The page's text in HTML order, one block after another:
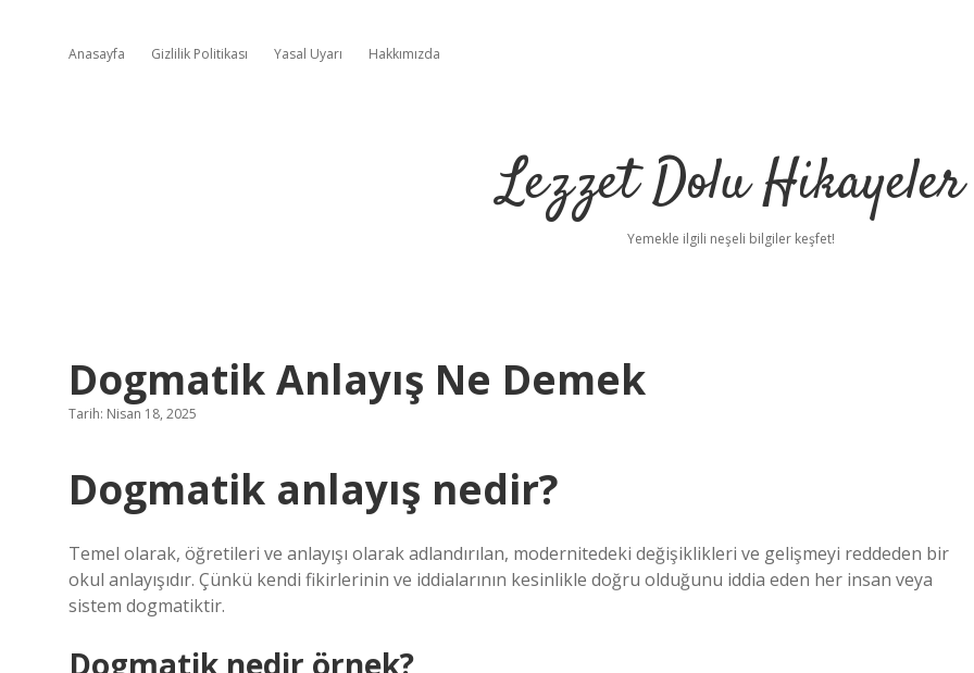
Anasayfa Gizlilik Politikası Yasal Uyarı Hakkımızda
Lezzet Dolu Hikayeler
Yemekle ilgili neşeli bilgiler keşfet!
Dogmatik Anlayış Ne Demek
Tarih: Nisan 18, 2025
Dogmatik anlayış nedir?
Temel olarak, öğretileri ve anlayışı olarak adlandırılan, modernitedeki değişiklikleri ve gelişmeyi reddeden bir
okul anlayışıdır. Çünkü kendi fikirlerinin ve iddialarının kesinlikle doğru olduğunu iddia eden her insan veya
sistem dogmatiktir.
Dogmatik nedir örnek?